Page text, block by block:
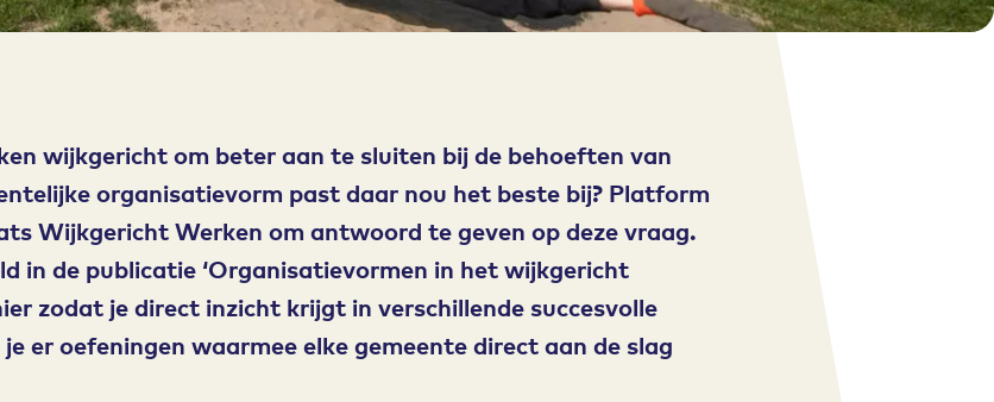
wijkgericht om beter aan te sluiten bij de behoeften van
organisatievorm past daar nou het beste bij? Platform
Wijkgericht Werken om antwoord te geven op deze vraag.
in de publicatie ‘Organisatievormen in het wijkgericht
zodat je direct inzicht krijgt in verschillende succesvolle
er oefeningen waarmee elke gemeente direct aan de slag